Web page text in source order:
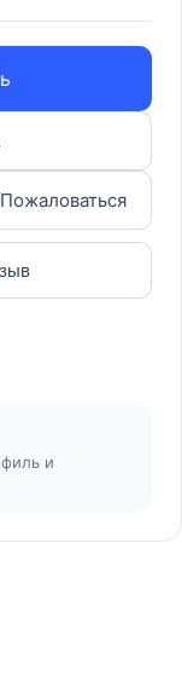
Пожаловаться
и